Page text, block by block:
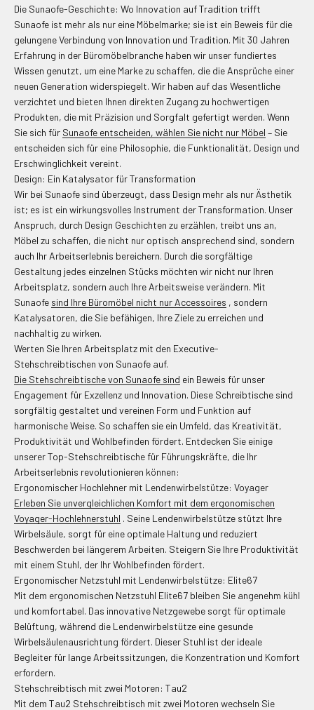
Die Sunaofe-Geschichte: Wo Innovation auf Tradition trifft
Sunaofe ist mehr als nur eine Möbelmarke; sie ist ein Beweis für die
gelungene Verbindung von Innovation und Tradition. Mit 30 Jahren
Erfahrung in der Büromöbelbranche haben wir unser fundiertes
Wissen genutzt, um eine Marke zu schaffen, die die Ansprüche einer
neuen Generation widerspiegelt. Wir haben auf das Wesentliche
verzichtet und bieten Ihnen direkten Zugang zu hochwertigen
Produkten, die mit Präzision und Sorgfalt gefertigt werden. Wenn
Sie sich für Sunaofe entscheiden, wählen Sie nicht nur Möbel – Sie
entscheiden sich für eine Philosophie, die Funktionalität, Design und
Erschwinglichkeit vereint.
Design: Ein Katalysator für Transformation
Wir bei Sunaofe sind überzeugt, dass Design mehr als nur Ästhetik
ist; es ist ein wirkungsvolles Instrument der Transformation. Unser
Anspruch, durch Design Geschichten zu erzählen, treibt uns an,
Möbel zu schaffen, die nicht nur optisch ansprechend sind, sondern
auch Ihr Arbeitserlebnis bereichern. Durch die sorgfältige
Gestaltung jedes einzelnen Stücks möchten wir nicht nur Ihren
Arbeitsplatz, sondern auch Ihre Arbeitsweise verändern. Mit
Sunaofe sind Ihre Büromöbel nicht nur Accessoires , sondern
Katalysatoren, die Sie befähigen, Ihre Ziele zu erreichen und
nachhaltig zu wirken.
Werten Sie Ihren Arbeitsplatz mit den Executive-
Stehschreibtischen von Sunaofe auf.
Die Stehschreibtische von Sunaofe sind ein Beweis für unser
Engagement für Exzellenz und Innovation. Diese Schreibtische sind
sorgfältig gestaltet und vereinen Form und Funktion auf
harmonische Weise. So schaffen sie ein Umfeld, das Kreativität,
Produktivität und Wohlbefinden fördert. Entdecken Sie einige
unserer Top-Stehschreibtische für Führungskräfte, die Ihr
Arbeitserlebnis revolutionieren können:
Ergonomischer Hochlehner mit Lendenwirbelstütze: Voyager
Erleben Sie unvergleichlichen Komfort mit dem ergonomischen
Voyager-Hochlehnerstuhl . Seine Lendenwirbelstütze stützt Ihre
Wirbelsäule, sorgt für eine optimale Haltung und reduziert
Beschwerden bei längerem Arbeiten. Steigern Sie Ihre Produktivität
mit einem Stuhl, der Ihr Wohlbefinden fördert.
Ergonomischer Netzstuhl mit Lendenwirbelstütze: Elite67
Mit dem ergonomischen Netzstuhl Elite67 bleiben Sie angenehm kühl
und komfortabel. Das innovative Netzgewebe sorgt für optimale
Belüftung, während die Lendenwirbelstütze eine gesunde
Wirbelsäulenausrichtung fördert. Dieser Stuhl ist der ideale
Begleiter für lange Arbeitssitzungen, die Konzentration und Komfort
erfordern.
Stehschreibtisch mit zwei Motoren: Tau2
Mit dem Tau2 Stehschreibtisch mit zwei Motoren wechseln Sie